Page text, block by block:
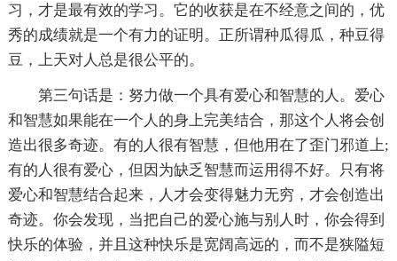
习，才是最有效的学习。它的收获是在不经意之间的，优
秀的成绩就是一个有力的证明。正所谓种瓜得瓜，种豆得
豆，上天对人总是很公平的。
第三句话是：努力做一个具有爱心和智慧的人。爱心
和智慧如果能在一个人的身上完美结合，那这个人将会创
造出很多奇迹。有的人很有智慧，但他用在了歪门邪道上;
有的人很有爱心，但因为缺乏智慧而运用得不好。只有将
爱心和智慧结合起来，人才会变得魅力无穷，才会创造出
奇迹。你会发现，当把自己的爱心施与别人时，你会得到
快乐的体验，并且这种快乐是宽阔高远的，而不是狭隘短